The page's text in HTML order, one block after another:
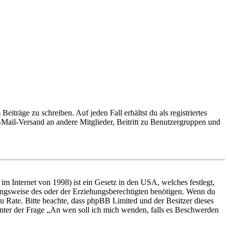
zu schreiben. Auf jeden Fall erhältst du als registriertes
Versand an andere Mitglieder, Beitritt zu Benutzergruppen und
Internet von 1998) ist ein Gesetz in den USA, welches festlegt,
des oder der Erziehungsberechtigten benötigen. Wenn du
Bitte beachte, dass phpBB Limited und der Besitzer dieses
der Frage „An wen soll ich mich wenden, falls es Beschwerden